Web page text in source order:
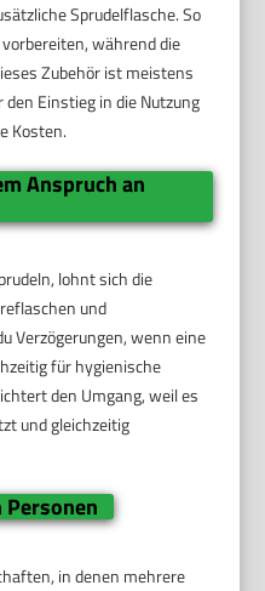
Sprudelflasche. So
während die
Zubehör ist meistens
Einstieg in die Nutzung
Kosten.
Anspruch an
lohnt sich die
und
Verzögerungen, wenn eine
für hygienische
den Umgang, weil es
und gleichzeitig
in denen mehrere